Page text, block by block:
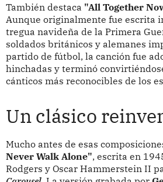
También destaca "All Together
Aunque originalmente fue escrita
tregua navideña de la Primera
soldados británicos y alemanes
partido de fútbol, la canción fue
hinchadas y terminó
cánticos más reconocibles de los
Un clásico
Mucho antes de esas
Never Walk Alone", escrita en
Rodgers y Oscar Hammerstein II